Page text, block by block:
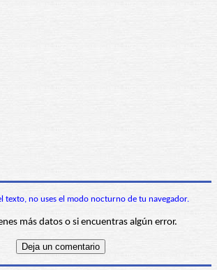
texto, no uses el modo nocturno de tu navegador.
más datos o si encuentras algún error.